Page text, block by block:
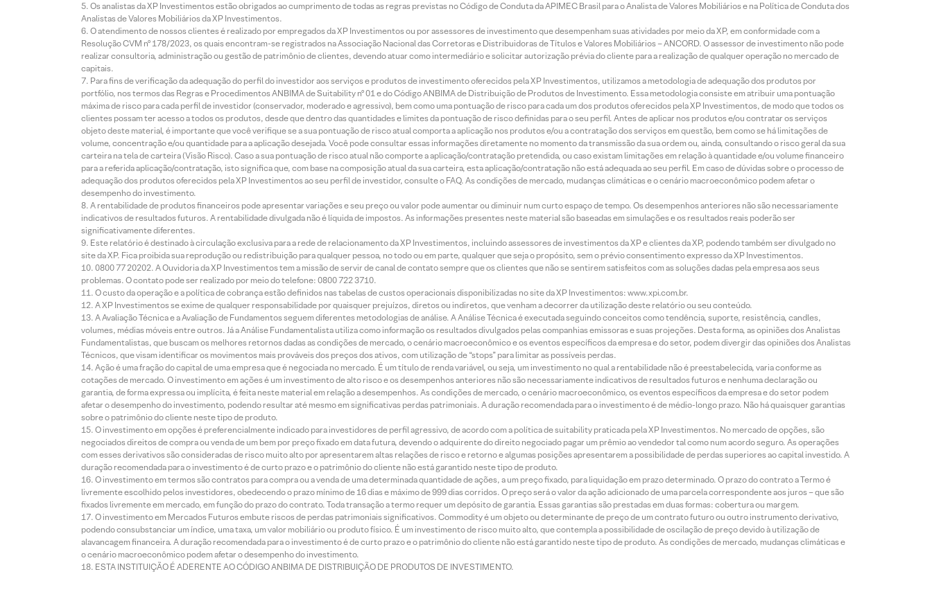
Os analistas da XP Investimentos estão obrigados ao cumprimento de todas as regras previstas no Código de Conduta da APIMEC Brasil para o Analista de Valores Mobiliários e na Política de Conduta dos
Analistas de Valores Mobiliários da XP Investimentos.
O atendimento de nossos clientes é realizado por empregados da XP Investimentos ou por assessores de investimento que desempenham suas atividades por meio da XP, em conformidade com a
Resolução CVM nº 178/2023, os quais encontram-se registrados na Associação Nacional das Corretoras e Distribuidoras de Títulos e Valores Mobiliários – ANCORD. O assessor de investimento não pode
realizar consultoria, administração ou gestão de patrimônio de clientes, devendo atuar como intermediário e solicitar autorização prévia do cliente para a realização de qualquer operação no mercado de
capitais.
Para fins de verificação da adequação do perfil do investidor aos serviços e produtos de investimento oferecidos pela XP Investimentos, utilizamos a metodologia de adequação dos produtos por
portfólio, nos termos das Regras e Procedimentos ANBIMA de Suitability nº 01 e do Código ANBIMA de Distribuição de Produtos de Investimento. Essa metodologia consiste em atribuir uma pontuação
máxima de risco para cada perfil de investidor (conservador, moderado e agressivo), bem como uma pontuação de risco para cada um dos produtos oferecidos pela XP Investimentos, de modo que todos os
clientes possam ter acesso a todos os produtos, desde que dentro das quantidades e limites da pontuação de risco definidas para o seu perfil. Antes de aplicar nos produtos e/ou contratar os serviços
objeto deste material, é importante que você verifique se a sua pontuação de risco atual comporta a aplicação nos produtos e/ou a contratação dos serviços em questão, bem como se há limitações de
volume, concentração e/ou quantidade para a aplicação desejada. Você pode consultar essas informações diretamente no momento da transmissão da sua ordem ou, ainda, consultando o risco geral da sua
carteira na tela de carteira (Visão Risco). Caso a sua pontuação de risco atual não comporte a aplicação/contratação pretendida, ou caso existam limitações em relação à quantidade e/ou volume financeiro
para a referida aplicação/contratação, isto significa que, com base na composição atual da sua carteira, esta aplicação/contratação não está adequada ao seu perfil. Em caso de dúvidas sobre o processo de
adequação dos produtos oferecidos pela XP Investimentos ao seu perfil de investidor, consulte o FAQ. As condições de mercado, mudanças climáticas e o cenário macroeconômico podem afetar o
desempenho do investimento.
A rentabilidade de produtos financeiros pode apresentar variações e seu preço ou valor pode aumentar ou diminuir num curto espaço de tempo. Os desempenhos anteriores não são necessariamente
indicativos de resultados futuros. A rentabilidade divulgada não é líquida de impostos. As informações presentes neste material são baseadas em simulações e os resultados reais poderão ser
significativamente diferentes.
Este relatório é destinado à circulação exclusiva para a rede de relacionamento da XP Investimentos, incluindo assessores de investimentos da XP e clientes da XP, podendo também ser divulgado no
site da XP. Fica proibida sua reprodução ou redistribuição para qualquer pessoa, no todo ou em parte, qualquer que seja o propósito, sem o prévio consentimento expresso da XP Investimentos.
0800 77 20202. A Ouvidoria da XP Investimentos tem a missão de servir de canal de contato sempre que os clientes que não se sentirem satisfeitos com as soluções dadas pela empresa aos seus
problemas. O contato pode ser realizado por meio do telefone: 0800 722 3710.
O custo da operação e a política de cobrança estão definidos nas tabelas de custos operacionais disponibilizadas no site da XP Investimentos: www.xpi.com.br.
A XP Investimentos se exime de qualquer responsabilidade por quaisquer prejuízos, diretos ou indiretos, que venham a decorrer da utilização deste relatório ou seu conteúdo.
A Avaliação Técnica e a Avaliação de Fundamentos seguem diferentes metodologias de análise. A Análise Técnica é executada seguindo conceitos como tendência, suporte, resistência, candles,
volumes, médias móveis entre outros. Já a Análise Fundamentalista utiliza como informação os resultados divulgados pelas companhias emissoras e suas projeções. Desta forma, as opiniões dos Analistas
Fundamentalistas, que buscam os melhores retornos dadas as condições de mercado, o cenário macroeconômico e os eventos específicos da empresa e do setor, podem divergir das opiniões dos Analistas
Técnicos, que visam identificar os movimentos mais prováveis dos preços dos ativos, com utilização de “stops” para limitar as possíveis perdas.
Ação é uma fração do capital de uma empresa que é negociada no mercado. É um título de renda variável, ou seja, um investimento no qual a rentabilidade não é preestabelecida, varia conforme as
cotações de mercado. O investimento em ações é um investimento de alto risco e os desempenhos anteriores não são necessariamente indicativos de resultados futuros e nenhuma declaração ou
garantia, de forma expressa ou implícita, é feita neste material em relação a desempenhos. As condições de mercado, o cenário macroeconômico, os eventos específicos da empresa e do setor podem
afetar o desempenho do investimento, podendo resultar até mesmo em significativas perdas patrimoniais. A duração recomendada para o investimento é de médio-longo prazo. Não há quaisquer garantias
sobre o patrimônio do cliente neste tipo de produto.
O investimento em opções é preferencialmente indicado para investidores de perfil agressivo, de acordo com a política de suitability praticada pela XP Investimentos. No mercado de opções, são
negociados direitos de compra ou venda de um bem por preço fixado em data futura, devendo o adquirente do direito negociado pagar um prêmio ao vendedor tal como num acordo seguro. As operações
com esses derivativos são consideradas de risco muito alto por apresentarem altas relações de risco e retorno e algumas posições apresentarem a possibilidade de perdas superiores ao capital investido. A
duração recomendada para o investimento é de curto prazo e o patrimônio do cliente não está garantido neste tipo de produto.
O investimento em termos são contratos para compra ou a venda de uma determinada quantidade de ações, a um preço fixado, para liquidação em prazo determinado. O prazo do contrato a Termo é
livremente escolhido pelos investidores, obedecendo o prazo mínimo de 16 dias e máximo de 999 dias corridos. O preço será o valor da ação adicionado de uma parcela correspondente aos juros – que são
fixados livremente em mercado, em função do prazo do contrato. Toda transação a termo requer um depósito de garantia. Essas garantias são prestadas em duas formas: cobertura ou margem.
O investimento em Mercados Futuros embute riscos de perdas patrimoniais significativos. Commodity é um objeto ou determinante de preço de um contrato futuro ou outro instrumento derivativo,
podendo consubstanciar um índice, uma taxa, um valor mobiliário ou produto físico. É um investimento de risco muito alto, que contempla a possibilidade de oscilação de preço devido à utilização de
alavancagem financeira. A duração recomendada para o investimento é de curto prazo e o patrimônio do cliente não está garantido neste tipo de produto. As condições de mercado, mudanças climáticas e
o cenário macroeconômico podem afetar o desempenho do investimento.
ESTA INSTITUIÇÃO É ADERENTE AO CÓDIGO ANBIMA DE DISTRIBUIÇÃO DE PRODUTOS DE INVESTIMENTO.